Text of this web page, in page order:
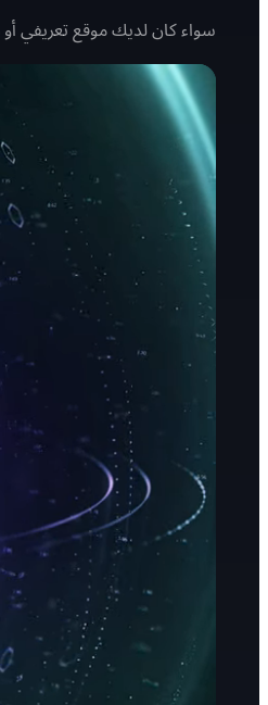
سواء كان لديك موقع تعريفي